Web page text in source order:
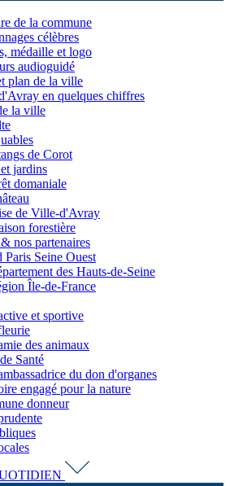
de la commune
célèbres
médaille et logo
audioguidé
plan de la ville
en quelques chiffres
la ville
de Corot
jardins
domaniale
de Ville-d'Avray
forestière
nos partenaires
Paris Seine Ouest
des Hauts-de-Seine
Île-de-France
et sportive
des animaux
Santé
du don d'organes
engagé pour la nature
donneur